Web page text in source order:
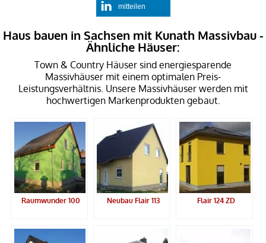
mitteilen
Haus bauen in Sachsen mit Kunath Massivbau -
Ähnliche Häuser:
Town & Country Häuser sind energiesparende
Massivhäuser mit einem optimalen Preis-
Leistungsverhältnis. Unsere Massivhäuser werden mit
hochwertigen Markenprodukten gebaut.
Raumwunder 100 Neubau Flair 113 Flair 124 ZD